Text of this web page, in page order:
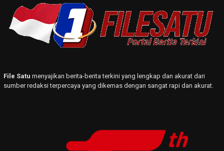
File Satu menyajikan berita-berita terkini yang lengkap dan akurat dari
sumber redaksi terpercaya yang dikemas dengan sangat rapi dan akurat.